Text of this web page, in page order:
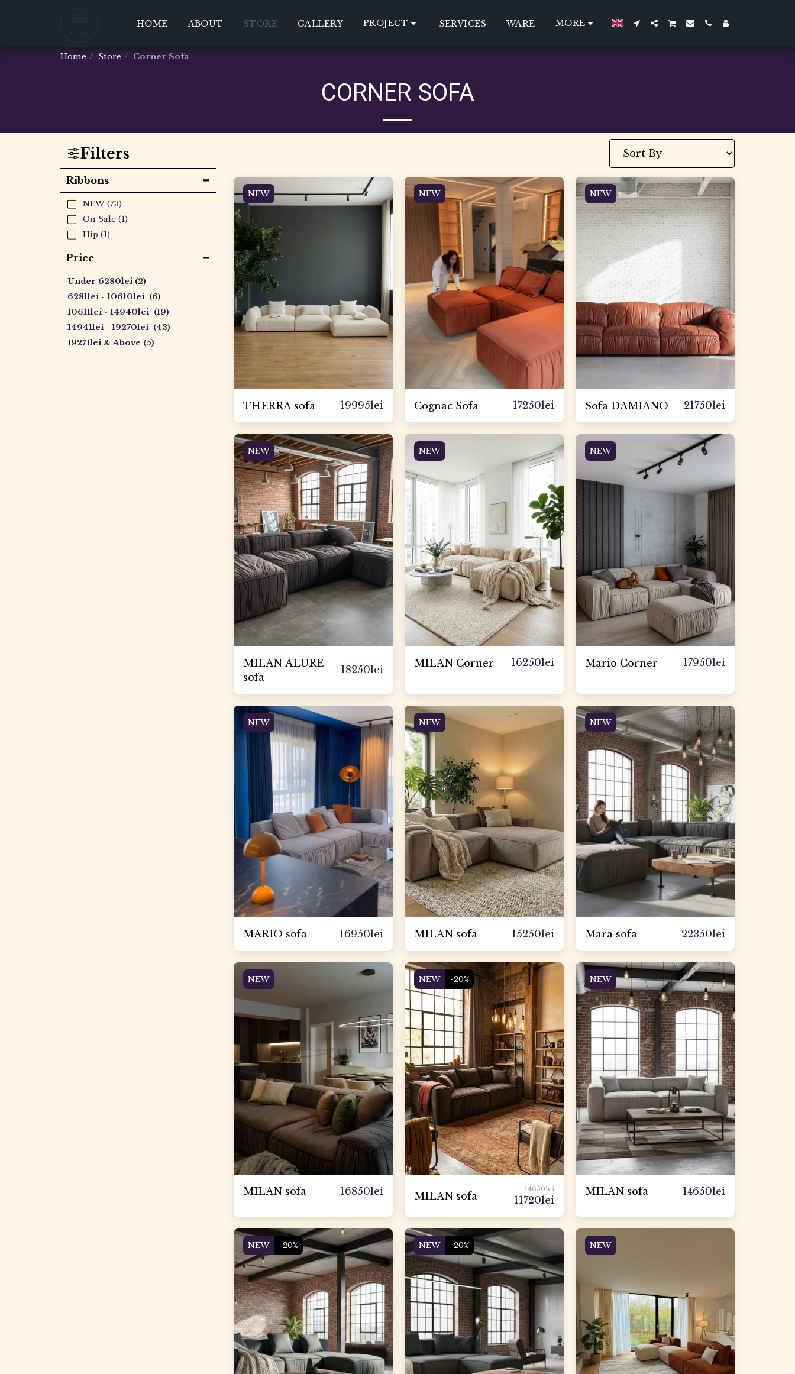
HOME ABOUT STORE GALLERY PROJECT SERVICES WARE MORE
Home Store Corner Sofa
CORNER SOFA
Filters
Price
Under 6280lei(2)
6281lei- 10610lei (6)
10611lei- 14940lei (19)
14941lei- 19270lei (43)
19271lei& Above (5)
Ribbons
NEW(73)
On Sale (1)
Hip(1)
NEW
THERRA sofa 19995lei
NEW
Cognac Sofa 17250lei
NEW
Sofa DAMIANO 21750lei
NEW
MILAN ALURE
sofa
18250lei
NEW
MILAN Corner 16250lei
NEW
Mario Corner 17950lei
NEW
MARIO sofa 16950lei
NEW
MILAN sofa 15250lei
NEW
Mara sofa 22350lei
NEW
MILAN sofa 16850lei
NEW -20%
MILAN sofa
14650lei
11720lei
NEW
MILAN sofa 14650lei
NEW -20% NEW -20% NEW